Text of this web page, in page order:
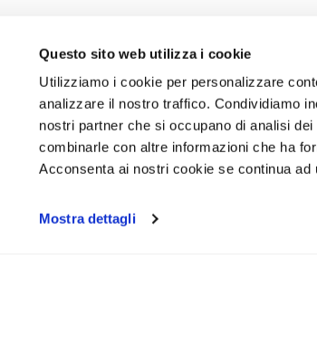
Questo sito web utilizza i cookie
Utilizziamo i cookie per personalizzare
analizzare il nostro traffico. Condividiamo
nostri partner che si occupano di analisi
combinarle con altre informazioni che ha
Acconsenta ai nostri cookie se continua ad
Mostra dettagli